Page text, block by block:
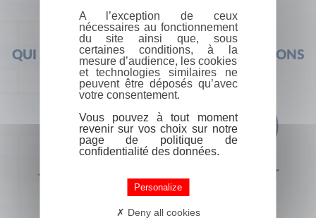
QUI SOMMES-NOUS ? FOIRE AUX QUESTIONS
+33 (0) 1 44 41 29 19 CONTACT
A l’exception de ceux
nécessaires au fonctionnement
du site ainsi que, sous
certaines conditions, à la
mesure d’audience, les cookies
et technologies similaires ne
peuvent être déposés qu’avec
votre consentement.
Vous pouvez à tout moment
revenir sur vos choix sur notre
page de politique de
confidentialité des données.
Personalize
Deny all cookies